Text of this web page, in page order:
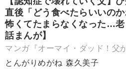
直後「どう食べたらいいのか
怖くてたまらなくなった…
話まんが】
マンガ『オーマイ・ダッド！父
とんがりめがね 森久美子